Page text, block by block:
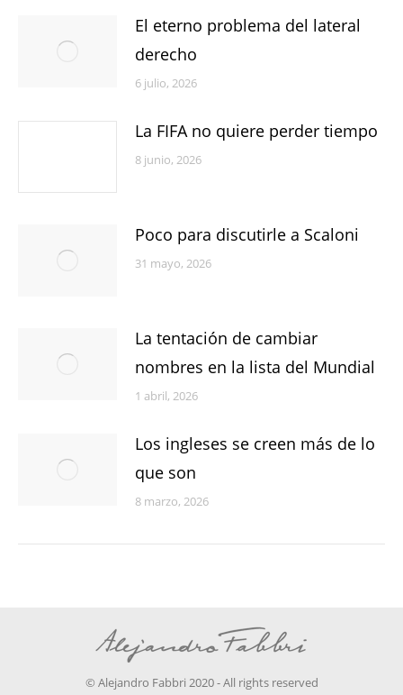
El eterno problema del lateral
derecho
6 julio, 2026
La FIFA no quiere perder tiempo
8 junio, 2026
Poco para discutirle a Scaloni
31 mayo, 2026
La tentación de cambiar
nombres en la lista del Mundial
1 abril, 2026
Los ingleses se creen más de lo
que son
8 marzo, 2026
© Alejandro Fabbri 2020 - All rights reserved